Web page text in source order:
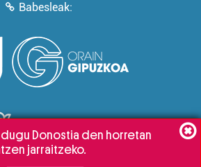
Babesleak:
Donostia den horretan
jarraitzeko.